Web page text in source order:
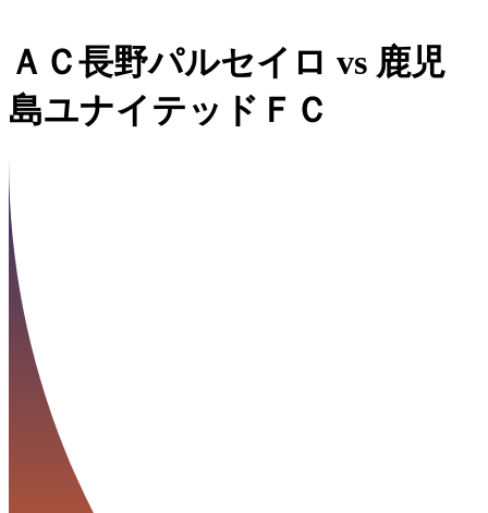
ＡＣ長野パルセイロ vs 鹿児
島ユナイテッドＦＣ